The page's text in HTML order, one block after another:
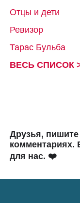
Отцы и дети
Ревизор
Тарас Бульба
ВЕСЬ СПИСОК
Друзья,
комментариях.
для нас. ❤️